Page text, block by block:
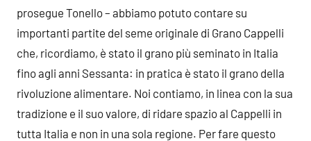
prosegue Tonello – abbiamo potuto contare su
importanti partite del seme originale di Grano Cappelli
che, ricordiamo, è stato il grano più seminato in Italia
fino agli anni Sessanta: in pratica è stato il grano della
rivoluzione alimentare. Noi contiamo, in linea con la sua
tradizione e il suo valore, di ridare spazio al Cappelli in
tutta Italia e non in una sola regione. Per fare questo